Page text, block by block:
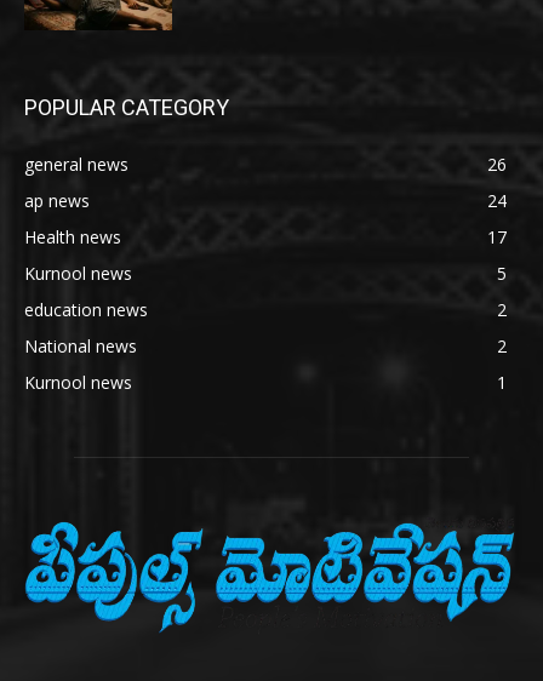
POPULAR CATEGORY
general news
26
ap news
24
Health news
17
Kurnool news
5
education news
2
National news
2
Kurnool news
1